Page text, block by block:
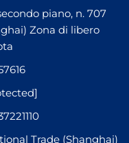
piano, n. 707
Zona di libero
Trade (Shanghai)